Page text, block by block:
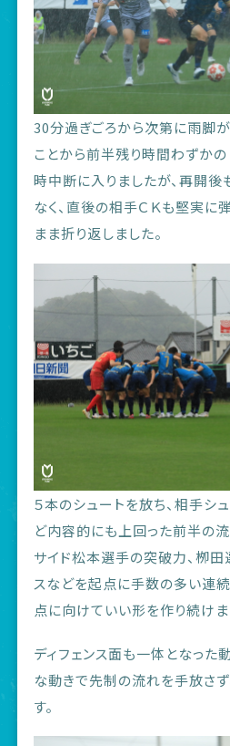
30分過ぎごろから次第に雨脚
ことから前半残り時間わずか
時中断に入りましたが、再開後
なく、直後の相手ＣＫも堅実に
まま折り返しました。
５本のシュートを放ち、相手シ
ど内容的にも上回った前半の
サイド松本選手の突破力、栁
スなどを起点に手数の多い連
点に向けていい形を作り続けま
ディフェンス面も一体となった
な動きで先制の流れを手放さ
す。